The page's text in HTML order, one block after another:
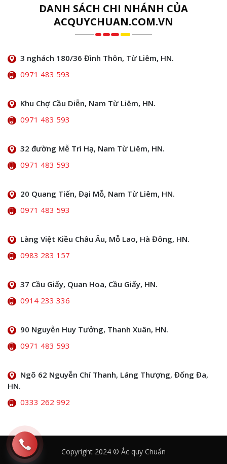
DANH SÁCH CHI NHÁNH CỦA
ACQUYCHUAN.COM.VN
3 nghách 180/36 Đình Thôn, Từ Liêm, HN.
0971 483 593
Khu Chợ Cầu Diễn, Nam Từ Liêm, HN.
0971 483 593
32 đường Mễ Trì Hạ, Nam Từ Liêm, HN.
0971 483 593
20 Quang Tiến, Đại Mỗ, Nam Từ Liêm, HN.
0971 483 593
Làng Việt Kiều Châu Âu, Mỗ Lao, Hà Đông, HN.
0983 283 157
37 Cầu Giấy, Quan Hoa, Cầu Giấy, HN.
0914 233 336
90 Nguyễn Huy Tưởng, Thanh Xuân, HN.
0971 483 593
Ngõ 62 Nguyễn Chí Thanh, Láng Thượng, Đống Đa,
HN.
0333 262 992
Copyright 2024 © Ắc quy Chuẩn